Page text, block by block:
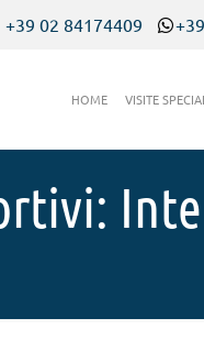
+39 02 84174409
HOME VISITE